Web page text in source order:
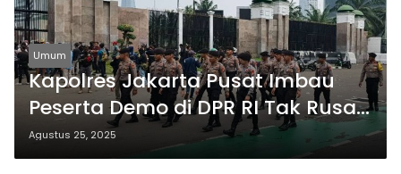
Umum
Kapolres Jakarta Pusat Imbau
Peserta Demo di DPR RI Tak Rusak
Fasilitas Umum
Agustus 25, 2025